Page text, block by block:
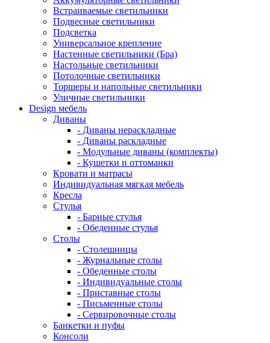
Встраиваемые светильники
Подвесные светильники
Подсветка
Универсальное крепление
Настенные светильники (Бра)
Настольные светильники
Потолочные светильники
Торшеры и напольные светильники
Уличные светильники
Design мебель
Диваны
- Диваны нераскладные
- Диваны раскладные
- Модульные диваны (комплекты)
- Кушетки и оттоманки
Кровати и матрасы
Индивидуальная мягкая мебель
Кресла
Стулья
- Барные стулья
- Обеденные стулья
Столы
- Столешницы
- Журнальные столы
- Обеденные столы
- Индивидуальные столы
- Приставные столы
- Письменные столы
- Сервировочные столы
Банкетки и пуфы
Консоли